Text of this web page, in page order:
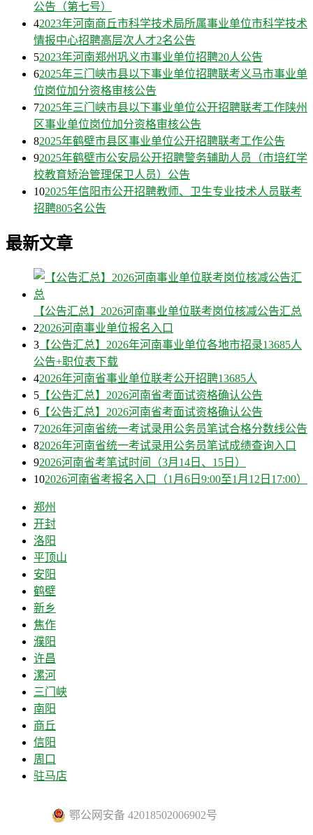
公告（第七号）
42023年河南商丘市科学技术局所属事业单位市科学技术
情报中心招聘高层次人才2名公告
52023年河南郑州巩义市事业单位招聘20人公告
62025年三门峡市县以下事业单位招聘联考义马市事业单
位岗位加分资格审核公告
72025年三门峡市县以下事业单位公开招聘联考工作陕州
区事业单位岗位加分资格审核公告
82025年鹤壁市县区事业单位公开招聘联考工作公告
92025年鹤壁市公安局公开招聘警务辅助人员（市培红学
校教育矫治管理保卫人员）公告
102025年信阳市公开招聘教师、卫生专业技术人员联考
招聘805名公告
最新文章
【公告汇总】2026河南事业单位联考岗位核减公告汇总
22026河南事业单位报名入口
3 【公告汇总】2026年河南事业单位各地市招录13685人
公告+职位表下载
42026年河南省事业单位联考公开招聘13685人
5 【公告汇总】2026河南省考面试资格确认公告
6 【公告汇总】2026河南省考面试资格确认公告
72026年河南省统一考试录用公务员笔试合格分数线公告
82026年河南省统一考试录用公务员笔试成绩查询入口
92026河南省考笔试时间（3月14日、15日）
102026河南省考报名入口（1月6日9:00至1月12日17:00）
郑州
开封
洛阳
平顶山
安阳
鹤壁
新乡
焦作
濮阳
许昌
漯河
三门峡
南阳
商丘
信阳
周口
驻马店
鄂公网安备 42018502006902号